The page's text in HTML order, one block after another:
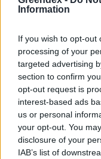
Information
If you wish to opt-out
processing of your
targeted advertising
section to confirm
opt-out request is
interest-based ads
us or personal
your opt-out. You
disclosure of your
IAB’s list of
Történelmi
Duna
Greendex Szemle